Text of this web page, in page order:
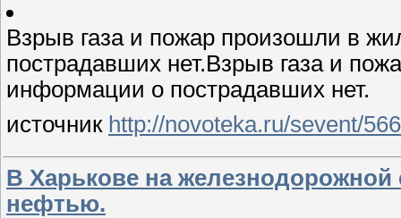
Взрыв газа и пожар произошли в
пострадавших нет.Взрыв газа и
информации о пострадавших нет.
источник http://novoteka.ru/sevent/
В Харькове на железнодорожной
нефтью.